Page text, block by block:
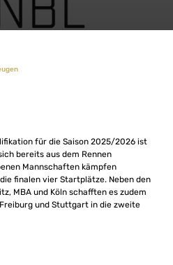
für die Saison 2025/2026 ist
bereits aus dem Rennen
Mannschaften kämpfen
finalen vier Startplätze. Neben den
MBA und Köln schafften es zudem
und Stuttgart in die zweite